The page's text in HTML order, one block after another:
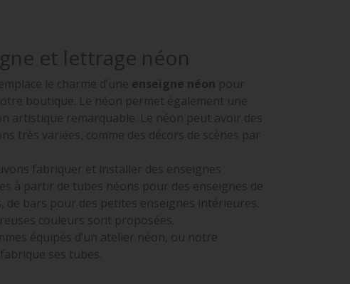
et lettrage néon
le charme d’une enseigne néon pour
boutique. Le néon permet également une
artistique remarquable. Le néon peut avoir des
très variées, comme des décors de scènes par
fabriquer et installer des enseignes
à partir de tubes néons pour des enseignes de
de bars pour des petites enseignes intérieures.
couleurs sont proposées.
équipés d’un atelier néon, ou notre
ses tubes.